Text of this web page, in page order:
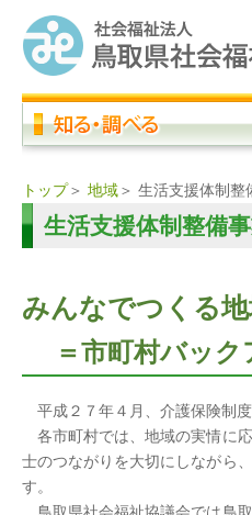
トップ＞ 地域＞ 生活支援体制整
生活支援体制整備
みんなでつくる
＝市町村バック
平成２７年４月、介護保険制
各市町村では、地域の実情に
士のつながりを大切にしながら
す。